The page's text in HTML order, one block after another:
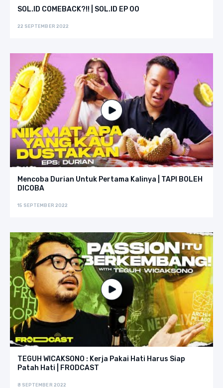
SOL.ID COMEBACK?!! | SOL.ID EP 00
22 SEPTEMBER 2022
Mencoba Durian Untuk Pertama Kalinya | TAPI BOLEH
DICOBA
15 SEPTEMBER 2022
TEGUH WICAKSONO : Kerja Pakai Hati Harus Siap
Patah Hati | FRODCAST
8 SEPTEMBER 2022